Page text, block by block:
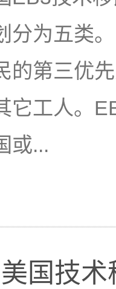
分为五类
的第三优
它工人。
或...
国技